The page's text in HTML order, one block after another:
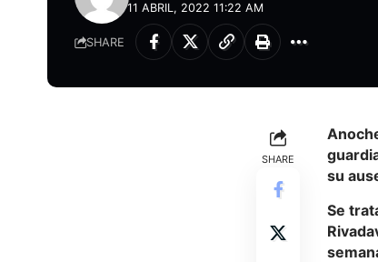
11 ABRIL, 2022 11:22 AM
SHARE
SHARE
su
Se